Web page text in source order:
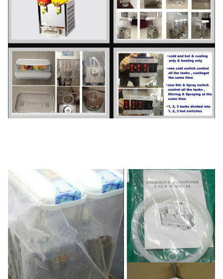
Упаковка коробки 450×320×700
25
Вес брутто 27